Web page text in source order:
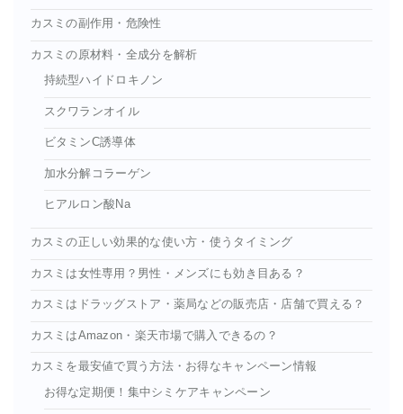
カスミの副作用・危険性
カスミの原材料・全成分を解析
持続型ハイドロキノン
スクワランオイル
ビタミンC誘導体
加水分解コラーゲン
ヒアルロン酸Na
カスミの正しい効果的な使い方・使うタイミング
カスミは女性専用？男性・メンズにも効き目ある？
カスミはドラッグストア・薬局などの販売店・店舗で買える？
カスミはAmazon・楽天市場で購入できるの？
カスミを最安値で買う方法・お得なキャンペーン情報
お得な定期便！集中シミケアキャンペーン